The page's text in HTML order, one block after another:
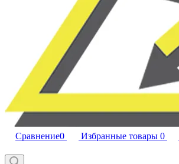
Сравнение0 Избранные товары 0